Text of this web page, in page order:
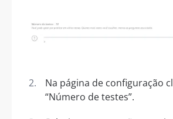
Na página de configuração
“Número de testes”.